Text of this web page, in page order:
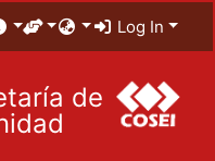
Log In
de